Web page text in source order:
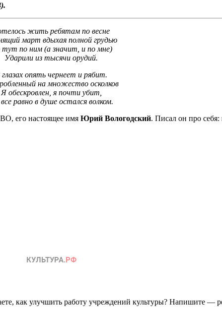
жить ребятам по весне
март вдыхая полной грудью
по ним (а значит, и по мне)
Ударили из тысячи орудий.
глазах опять чернеет и рябит.
на множество осколков
Я обескровлен, я почти убит,
равно в душе остался волком.
его настоящее имя Юрий Вологодский. Писал он про
как улучшить работу учреждений культуры? Напишите —